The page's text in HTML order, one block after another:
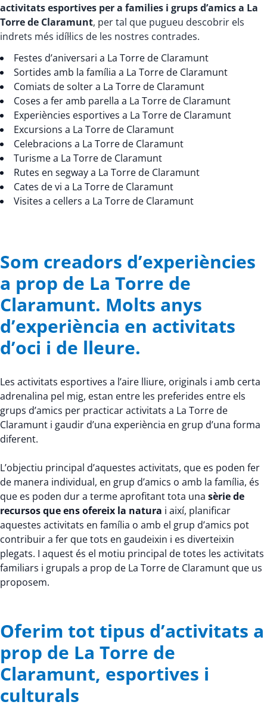
activitats esportives per a families i grups d’amics a La
Torre de Claramunt, per tal que pugueu descobrir els
indrets més idíl·lics de les nostres contrades.
Festes d’aniversari a La Torre de Claramunt
Sortides amb la família a La Torre de Claramunt
Comiats de solter a La Torre de Claramunt
Coses a fer amb parella a La Torre de Claramunt
Experiències esportives a La Torre de Claramunt
Excursions a La Torre de Claramunt
Celebracions a La Torre de Claramunt
Turisme a La Torre de Claramunt
Rutes en segway a La Torre de Claramunt
Cates de vi a La Torre de Claramunt
Visites a cellers a La Torre de Claramunt
Som creadors d’experiències
a prop de La Torre de
Claramunt. Molts anys
d’experiència en activitats
d’oci i de lleure.
Les activitats esportives a l’aire lliure, originals i amb certa
adrenalina pel mig, estan entre les preferides entre els
grups d’amics per practicar activitats a La Torre de
Claramunt i gaudir d’una experiència en grup d’una forma
diferent.
L’objectiu principal d’aquestes activitats, que es poden fer
de manera individual, en grup d’amics o amb la família, és
que es poden dur a terme aprofitant tota una sèrie de
recursos que ens ofereix la natura i així, planificar
aquestes activitats en família o amb el grup d’amics pot
contribuir a fer que tots en gaudeixin i es diverteixin
plegats. I aquest és el motiu principal de totes les activitats
familiars i grupals a prop de La Torre de Claramunt que us
proposem.
Oferim tot tipus d’activitats a
prop de La Torre de
Claramunt, esportives i
culturals